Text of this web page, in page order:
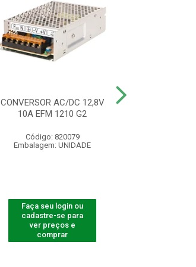
CONVERSOR AC/DC 12,8V
10A EFM 1210 G2
Código: 820079
Embalagem: UNIDADE
Faça seu login ou
cadastre-se para
ver preços e
comprar